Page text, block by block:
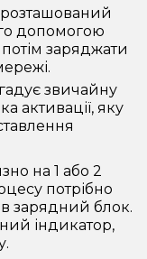
розташований
допомогою
заряджати
звичайну
активації, яку
на 1 або 2
потрібно
зарядний блок.
індикатор,